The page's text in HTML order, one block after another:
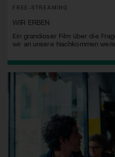
FREE-STREAMING
WIR ERBEN
Ein grandioser Film über die
wir an unsere Nachkommen